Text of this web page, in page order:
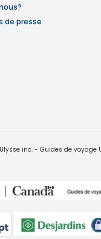
de presse
inc. - Guides de